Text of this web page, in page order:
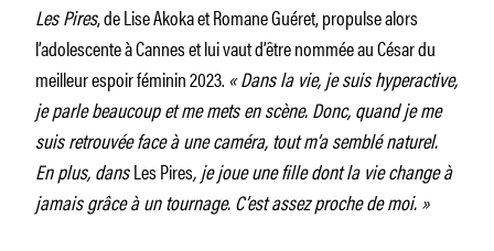
Les Pires, de Lise Akoka et Romane Guéret, propulse alors
l’adolescente à Cannes et lui vaut d’être nommée au César du
meilleur espoir féminin 2023. « Dans la vie, je suis hyperactive,
je parle beaucoup et me mets en scène. Donc, quand je me
suis retrouvée face à une caméra, tout m’a semblé naturel.
En plus, dansLes Pires, je joue une fille dont la vie change à
jamais grâce à un tournage. C’est assez proche de moi. »